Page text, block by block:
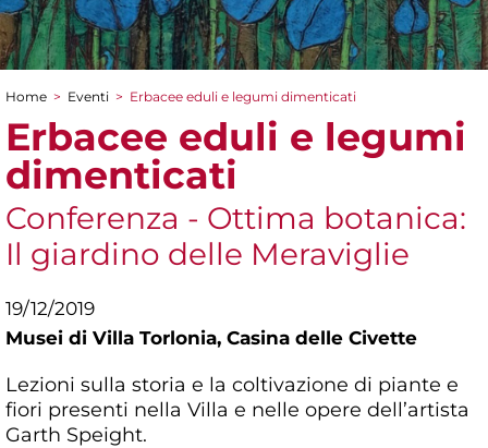
Tu sei qui
Home > Eventi > Erbacee eduli e legumi dimenticati
Erbacee eduli e legumi
dimenticati
Conferenza - Ottima botanica:
Il giardino delle Meraviglie
19/12/2019
Musei di Villa Torlonia, Casina delle Civette
Lezioni sulla storia e la coltivazione di piante e
fiori presenti nella Villa e nelle opere dell’artista
Garth Speight.